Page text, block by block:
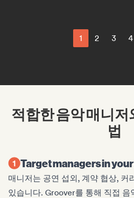
1 2 3 4
적합한 음악 매니저
법
Target managers in
매니저는 공연 섭외, 계약 협상, 커
있습니다. Groover를 통해 직접 음